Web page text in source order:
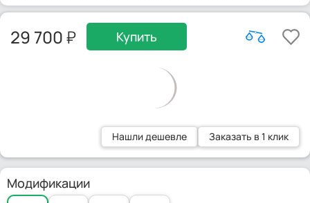
29 700 Купить
Нашли дешевле Заказать в 1 клик
Модификации